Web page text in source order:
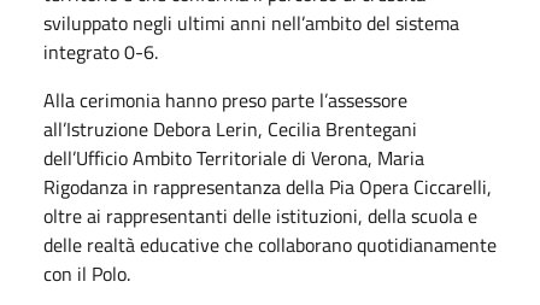
sviluppato negli ultimi anni nell’ambito del sistema
integrato 0-6.
Alla cerimonia hanno preso parte l’assessore
all’Istruzione Debora Lerin, Cecilia Brentegani
dell’Ufficio Ambito Territoriale di Verona, Maria
Rigodanza in rappresentanza della Pia Opera Ciccarelli,
oltre ai rappresentanti delle istituzioni, della scuola e
delle realtà educative che collaborano quotidianamente
con il Polo.